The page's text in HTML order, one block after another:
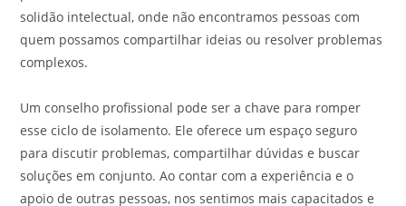
solidão intelectual, onde não encontramos pessoas com
quem possamos compartilhar ideias ou resolver problemas
complexos.
Um conselho profissional pode ser a chave para romper
esse ciclo de isolamento. Ele oferece um espaço seguro
para discutir problemas, compartilhar dúvidas e buscar
soluções em conjunto. Ao contar com a experiência e o
apoio de outras pessoas, nos sentimos mais capacitados e